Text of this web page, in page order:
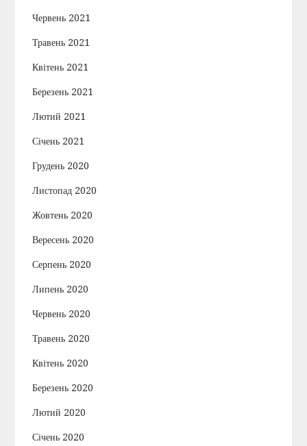
Червень 2021
Травень 2021
Квітень 2021
Березень 2021
Лютий 2021
Січень 2021
Грудень 2020
Листопад 2020
Жовтень 2020
Вересень 2020
Серпень 2020
Липень 2020
Червень 2020
Травень 2020
Квітень 2020
Березень 2020
Лютий 2020
Січень 2020